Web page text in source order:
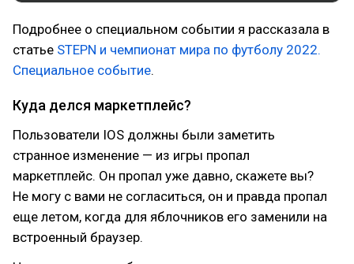
Подробнее о специальном событии я рассказала в
статье STEPN и чемпионат мира по футболу 2022.
Специальное событие.
Куда делся маркетплейс?
Пользователи IOS должны были заметить
странное изменение — из игры пропал
маркетплейс. Он пропал уже давно, скажете вы?
Не могу с вами не согласиться, он и правда пропал
еще летом, когда для яблочников его заменили на
встроенный браузер.